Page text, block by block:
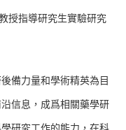
授指導研究生實驗研究
備力量和學術精英為目
信息，成爲相關藥學研